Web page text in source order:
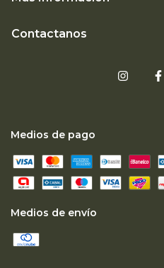
Contactanos
Medios de pago
Medios de envío